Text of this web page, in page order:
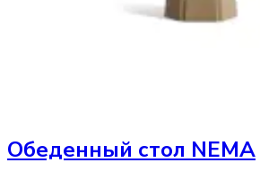
Обеденный стол NEMA